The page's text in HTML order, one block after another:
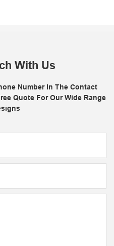
With Us
Number In The Contact
Quote For Our Wide Range